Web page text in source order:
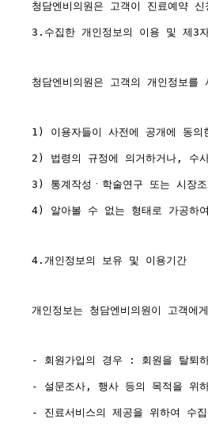
청담엔비의원은 고객이 진료예약
3.수집한 개인정보의 이용 및 제3
청담엔비의원은 고객의 개인정보
1) 이용자들이 사전에 공개에 동의
2) 법령의 규정에 의거하거나, 수
3) 통계작성ㆍ학술연구 또는 시장
4) 알아볼 수 없는 형태로 가공하
4.개인정보의 보유 및 이용기간
개인정보는 청담엔비의원이 고객
- 회원가입의 경우 : 회원을 탈퇴
- 설문조사, 행사 등의 목적을 위
- 진료서비스의 제공을 위하여 수